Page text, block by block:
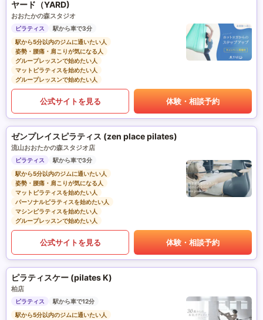
ヤード（YARD)
おおたかの森スタジオ
ピラティス
駅から車で3分
駅から5分以内のジムに通いたい人
姿勢・腰痛・肩こりが気になる人
グループレッスンで始めたい人
マットピラティスを始めたい人
グループレッスンで始めたい人
公式サイトを見る 体験・相談予約
ゼンプレイスピラティス (zen place pilates)
流山おおたかの森スタジオ店
ピラティス
駅から車で3分
駅から5分以内のジムに通いたい人
姿勢・腰痛・肩こりが気になる人
マットピラティスを始めたい人
パーソナルピラティスを始めたい人
マシンピラティスを始めたい人
グループレッスンで始めたい人
公式サイトを見る 体験・相談予約
ピラティスケー (pilates K)
柏店
ピラティス
駅から車で12分
駅から5分以内のジムに通いたい人